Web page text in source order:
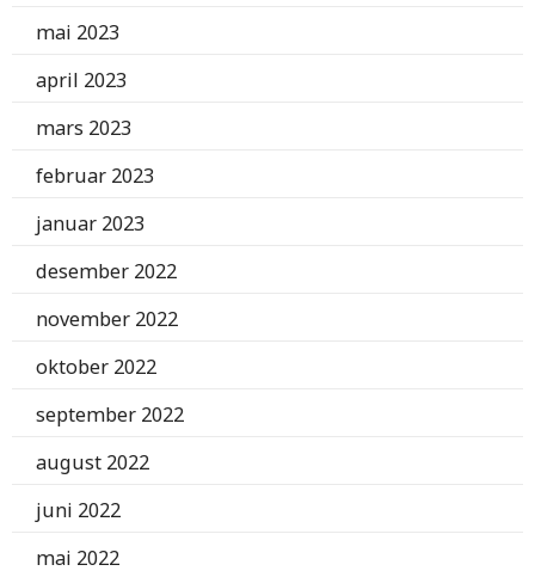
mai 2023
april 2023
mars 2023
februar 2023
januar 2023
desember 2022
november 2022
oktober 2022
september 2022
august 2022
juni 2022
mai 2022